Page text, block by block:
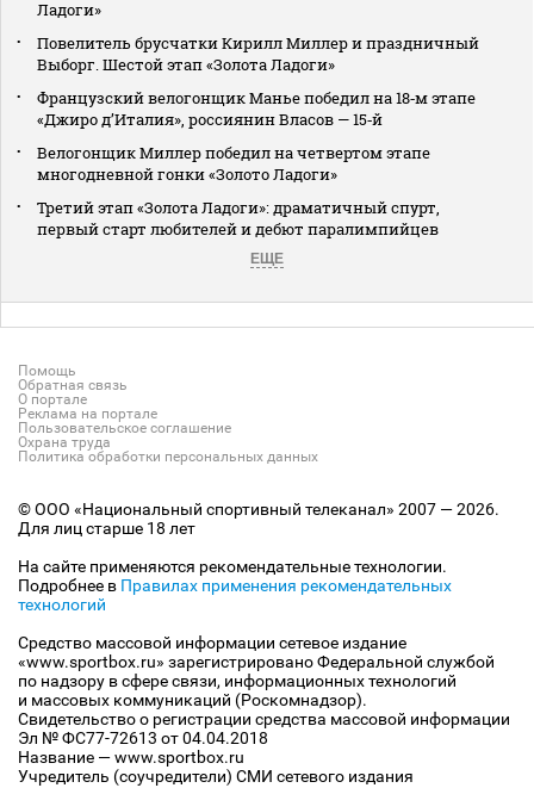
Ладоги»
Повелитель брусчатки Кирилл Миллер и праздничный
Выборг. Шестой этап «Золота Ладоги»
Французский велогонщик Манье победил на 18‑м этапе
«Джиро д’Италия», россиянин Власов — 15‑й
Велогонщик Миллер победил на четвертом этапе
многодневной гонки «Золото Ладоги»
Третий этап «Золота Ладоги»: драматичный спурт,
первый старт любителей и дебют паралимпийцев
ЕЩЕ
Помощь
Обратная связь
О портале
Реклама на портале
Пользовательское соглашение
Охрана труда
Политика обработки персональных данных
© ООО «Национальный спортивный телеканал» 2007 — 2026.
Для лиц старше 18 лет
На сайте применяются рекомендательные технологии.
Подробнее в Правилах применения рекомендательных
технологий
Средство массовой информации сетевое издание
«www.sportbox.ru» зарегистрировано Федеральной службой
по надзору в сфере связи, информационных технологий
и массовых коммуникаций (Роскомнадзор).
Свидетельство о регистрации средства массовой информации
Эл № ФС77-72613 от 04.04.2018
Название — www.sportbox.ru
Учредитель (соучредители) СМИ сетевого издания